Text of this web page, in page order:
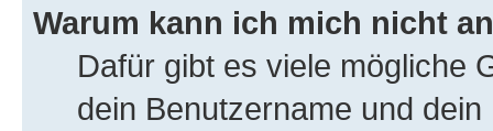
Warum kann ich mich nicht
Dafür gibt es viele mögliche
dein Benutzername und